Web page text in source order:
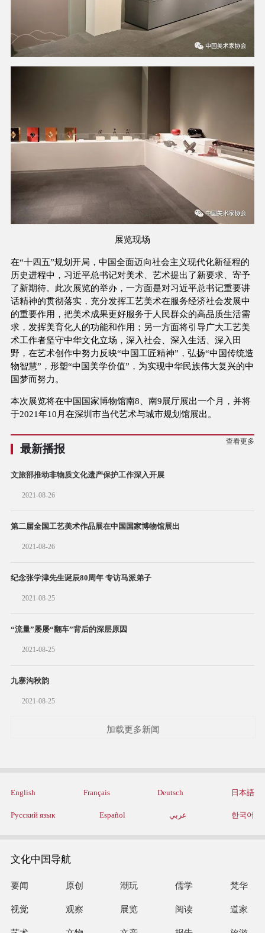
展览现场
在“十四五”规划开局，中国全面迈向社会主义现代化新征程的
历史进程中，习近平总书记对美术、艺术提出了新要求、寄予
了新期待。此次展览的举办，一方面是对习近平总书记重要讲
话精神的贯彻落实，充分发挥工艺美术在服务经济社会发展中
的重要作用，把美术成果更好服务于人民群众的高品质生活需
求，发挥美育化人的功能和作用；另一方面将引导广大工艺美
术工作者坚守中华文化立场，深入社会、深入生活、深入田
野，在艺术创作中努力反映“中国工匠精神”，弘扬“中国传统造
物智慧”，形塑“中国美学价值”，为实现中华民族伟大复兴的中
国梦而努力。
本次展览将在中国国家博物馆南8、南9展厅展出一个月，并将
于2021年10月在深圳市当代艺术与城市规划馆展出。
最新播报
查看更多
文旅部推动非物质文化遗产保护工作深入开展
2021-08-26
第二届全国工艺美术作品展在中国国家博物馆展出
2021-08-26
纪念张学津先生诞辰80周年 专访马派弟子
2021-08-25
“流量”屡屡“翻车”背后的深层原因
2021-08-25
九寨沟秋韵
2021-08-25
加载更多新闻
English Français Deutsch 日本語
Русский язык Español عربي 한국어
文化中国导航
要闻 原创 潮玩 儒学 梵华
视觉 观察 展览 阅读 道家